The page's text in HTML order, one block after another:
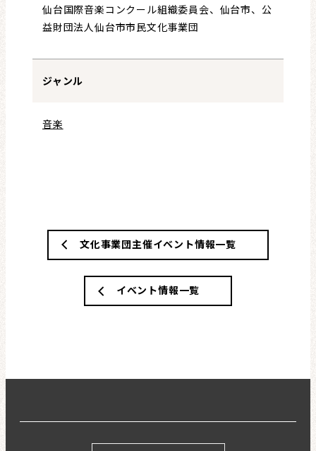
仙台国際音楽コンクール組織委員会、仙台市、公
益財団法人仙台市市民文化事業団
ジャンル
音楽
文化事業団主催イベント情報一覧
イベント情報一覧